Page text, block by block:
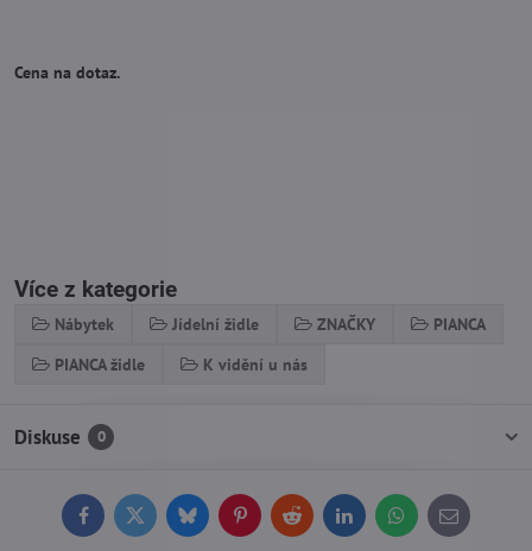
Cena na dotaz.
Více z kategorie
Nábytek Jídelní židle ZNAČKY
PIANCA
PIANCA židle
K vidění u nás
Diskuse 0
FacebookTwitterBlueskyPinterestReddit LinkedInWhatsApp
E-
mail